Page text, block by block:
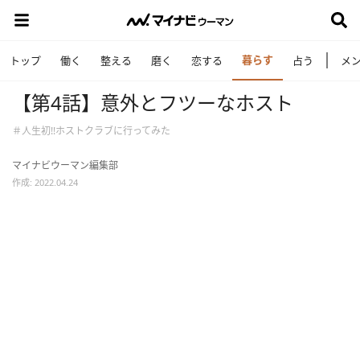
トップ 働く 整える 磨く 恋する 暮らす 占う メ
【第4話】意外とフツーなホスト
＃人生初!!ホストクラブに行ってみた
マイナビウーマン編集部
作成: 2022.04.24